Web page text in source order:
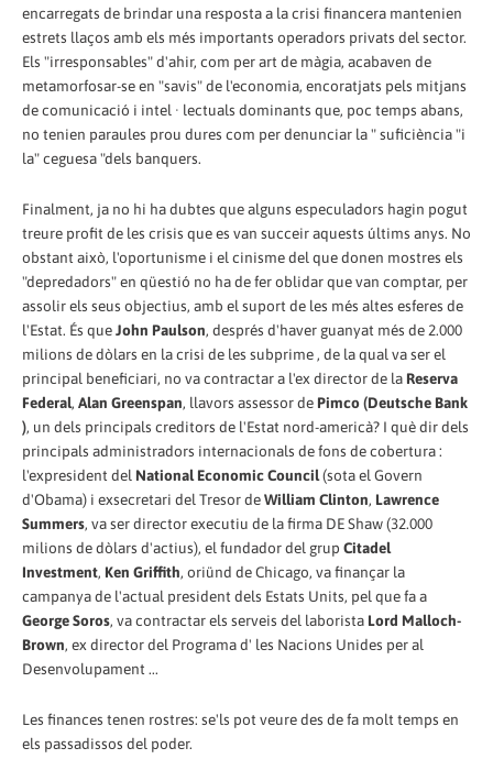
encarregats de brindar una resposta a la crisi financera mantenien
estrets llaços amb els més importants operadors privats del sector.
Els "irresponsables" d'ahir, com per art de màgia, acabaven de
metamorfosar-se en "savis" de l'economia, encoratjats pels mitjans
de comunicació i intel · lectuals dominants que, poc temps abans,
no tenien paraules prou dures com per denunciar la " suficiència "i
la" ceguesa "dels banquers.
Finalment, ja no hi ha dubtes que alguns especuladors hagin pogut
treure profit de les crisis que es van succeir aquests últims anys. No
obstant això, l'oportunisme i el cinisme del que donen mostres els
"depredadors" en qüestió no ha de fer oblidar que van comptar, per
assolir els seus objectius, amb el suport de les més altes esferes de
l'Estat. És queJohn Paulson, després d'haver guanyat més de 2.000
milions de dòlars en la crisi de les subprime , de la qual va ser el
principal beneficiari, no va contractar a l'ex director de la Reserva
Federal, Alan Greenspan, llavors assessor de Pimco (Deutsche Bank
), un dels principals creditors de l'Estat nord-americà? I què dir dels
principals administradors internacionals de fons de cobertura :
l'expresident del National Economic Council(sota el Govern
d'Obama) i exsecretari del Tresor deWilliam Clinton, Lawrence
Summers, va ser director executiu de la firma DE Shaw (32.000
milions de dòlars d'actius), el fundador del grup Citadel
Investment, Ken Griffith, oriünd de Chicago, va finançar la
campanya de l'actual president dels Estats Units, pel que fa a
George Soros, va contractar els serveis del laborista Lord Malloch-
Brown, ex director del Programa d' les Nacions Unides per al
Desenvolupament ...
Les finances tenen rostres: se'ls pot veure des de fa molt temps en
els passadissos del poder.